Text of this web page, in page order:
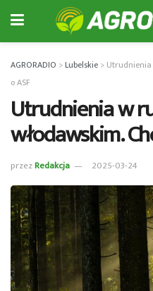
AGRORADIO >Lubelskie > Utrudnienia
o ASF
Utrudnienia w
włodawskim.
przezRedakcja 2025-03-24